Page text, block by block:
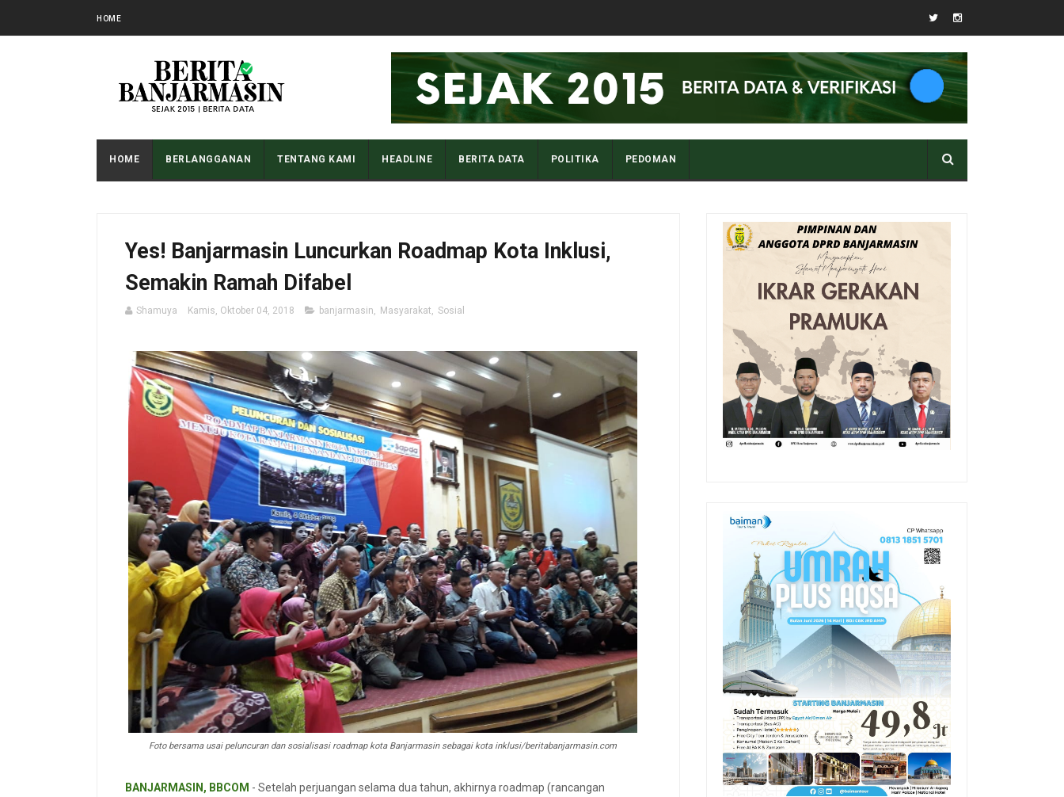
HOME
HOME BERLANGGANAN TENTANG KAMI HEADLINE BERITA DATA POLITIKA PEDOMAN
Yes! Banjarmasin Luncurkan Roadmap Kota Inklusi,
Semakin Ramah Difabel
Shamuya Kamis, Oktober 04, 2018 banjarmasin, Masyarakat, Sosial
Foto bersama usai peluncuran dan sosialisasi roadmap kota Banjarmasin sebagai kota inklusi/beritabanjarmasin.com
BANJARMASIN, BBCOM - Setelah perjuangan selama dua tahun, akhirnya roadmap (rancangan